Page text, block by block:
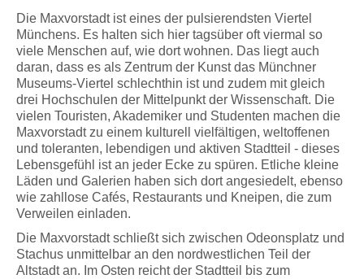
Die Maxvorstadt ist eines der pulsierendsten Viertel
Münchens. Es halten sich hier tagsüber oft viermal so
viele Menschen auf, wie dort wohnen. Das liegt auch
daran, dass es als Zentrum der Kunst das Münchner
Museums-Viertel schlechthin ist und zudem mit gleich
drei Hochschulen der Mittelpunkt der Wissenschaft. Die
vielen Touristen, Akademiker und Studenten machen die
Maxvorstadt zu einem kulturell vielfältigen, weltoffenen
und toleranten, lebendigen und aktiven Stadtteil - dieses
Lebensgefühl ist an jeder Ecke zu spüren. Etliche kleine
Läden und Galerien haben sich dort angesiedelt, ebenso
wie zahllose Cafés, Restaurants und Kneipen, die zum
Verweilen einladen.
Die Maxvorstadt schließt sich zwischen Odeonsplatz und
Stachus unmittelbar an den nordwestlichen Teil der
Altstadt an. Im Osten reicht der Stadtteil bis zum